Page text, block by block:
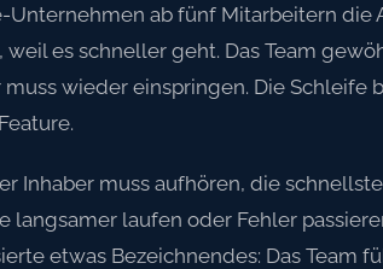
Unternehmen ab fünf Mitarbeitern die
es schneller geht. Das Team
wieder einspringen. Die Schleife
Inhaber muss aufhören, die
laufen oder Fehler
etwas Bezeichnendes: Das Team